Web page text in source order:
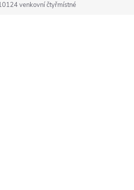
venkovní čtyřmístné